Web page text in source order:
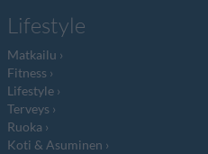
Lifestyle
Matkailu
Fitness
Lifestyle
Terveys
Ruoka
Koti & Asuminen